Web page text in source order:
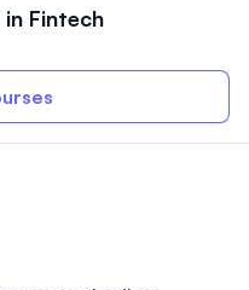
in Fintech